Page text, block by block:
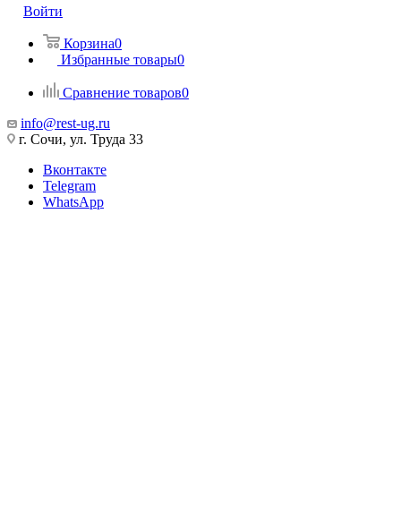
Войти
Корзина0
Избранные товары0
Сравнение товаров0
info@rest-ug.ru
г. Сочи, ул. Труда 33
Вконтакте
Telegram
WhatsApp